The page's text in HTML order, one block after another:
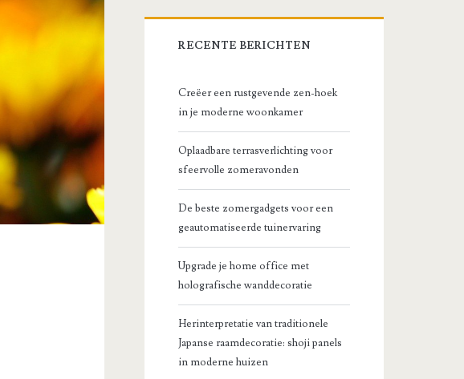
RECENTE BERICHTEN
Creëer een rustgevende zen-hoek
in je moderne woonkamer
Oplaadbare terrasverlichting voor
sfeervolle zomeravonden
De beste zomergadgets voor een
geautomatiseerde tuinervaring
Upgrade je home office met
holografische wanddecoratie
Herinterpretatie van traditionele
Japanse raamdecoratie: shoji panels
in moderne huizen